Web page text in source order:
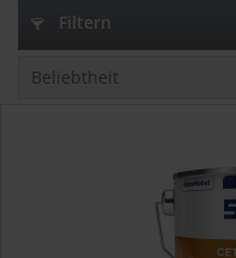
Filtern